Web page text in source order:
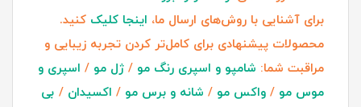
برای آشنایی با روش‌های ارسال ما، اینجا کلیک کنید.
محصولات پیشنهادی برای کامل‌تر کردن تجربه زیبایی و
مراقبت شما: شامپو و اسپری رنگ مو / ژل مو / اسپری و
موس مو / واکس مو / شانه و برس مو / اکسیدان / بی